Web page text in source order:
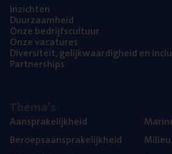
Inzich­ten
Duur­zaam­heid
Onze bedrijfs­cul­tuur
Onze vaca­tu­res
Diver­si­teit, gelijk­waar­dig­heid en
Part­ner­ships
Aan­spra­ke­lijk­heid
Beroeps­aan­spra­ke­lijk­heid
Mili­eu